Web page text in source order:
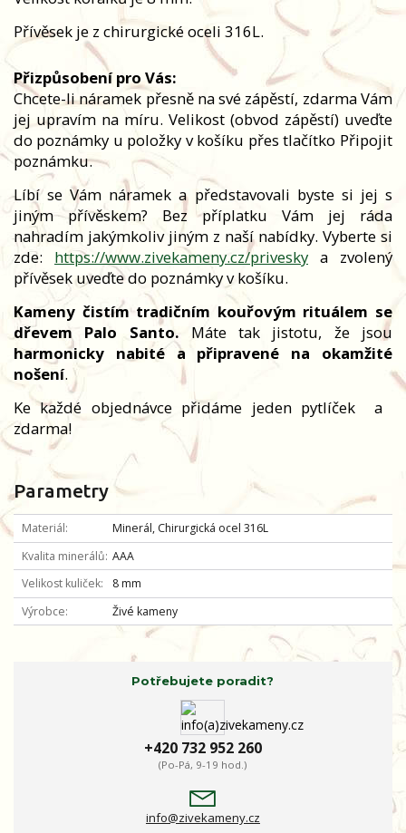
Přívěsek je z chirurgické oceli 316L.
Přizpůsobení pro Vás:
Chcete-li náramek přesně na své zápěstí, zdarma Vám
jej upravím na míru. Velikost (obvod zápěstí) uveďte
do poznámky u položky v košíku přes tlačítko Připojit
poznámku.
Líbí se Vám náramek a představovali byste si jej s
jiným přívěskem? Bez příplatku Vám jej ráda
nahradím jakýmkoliv jiným z naší nabídky. Vyberte si
zde: https://www.zivekameny.cz/priveskya zvolený
přívěsek uveďte do poznámky v košíku.
Kameny čistím tradičním kouřovým rituálem se
dřevem Palo Santo. Máte tak jistotu, že jsou
harmonicky nabité a připravené na okamžité
nošení.
Ke každé objednávce přidáme jeden pytlíček
a
zdarma!
Parametry
Materiál
Minerál, Chirurgická ocel 316L
Kvalita minerálů AAA
Velikost kuliček
8 mm
Výrobce
Živé kameny
Potřebujete poradit?
+420 732 952 260
(Po-Pá, 9-19 hod.)
info@zivekameny.cz